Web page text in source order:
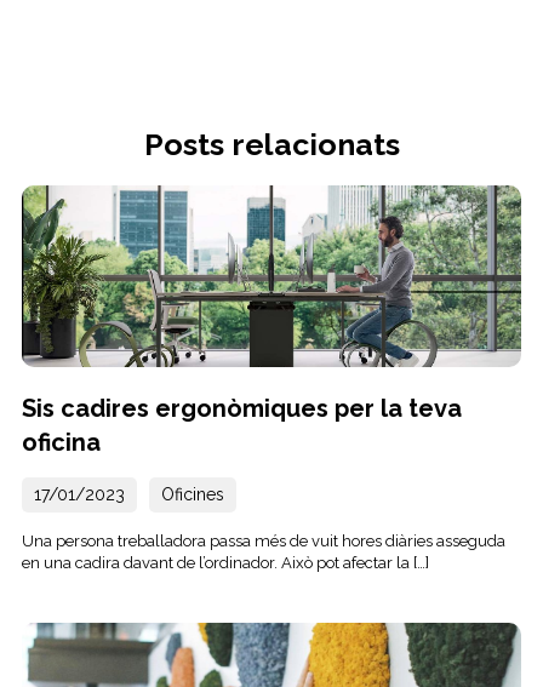
Posts relacionats
Sis cadires ergonòmiques per la teva
oficina
17/01/2023 Oficines
Una persona treballadora passa més de vuit hores diàries asseguda
en una cadira davant de l’ordinador. Això pot afectar la […]